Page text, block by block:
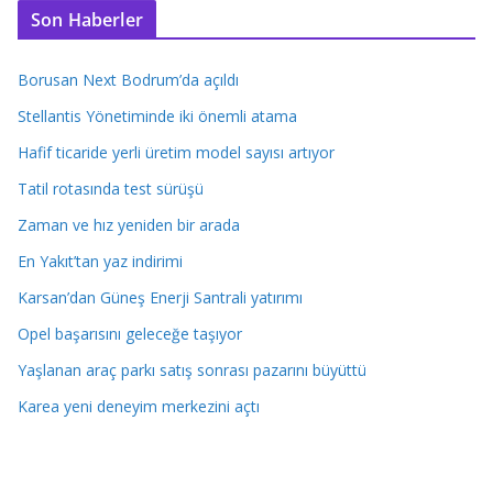
Son Haberler
Borusan Next Bodrum’da açıldı
Stellantis Yönetiminde iki önemli atama
Hafif ticaride yerli üretim model sayısı artıyor
Tatil rotasında test sürüşü
Zaman ve hız yeniden bir arada
En Yakıt’tan yaz indirimi
Karsan’dan Güneş Enerji Santrali yatırımı
Opel başarısını geleceğe taşıyor
Yaşlanan araç parkı satış sonrası pazarını büyüttü
Karea yeni deneyim merkezini açtı